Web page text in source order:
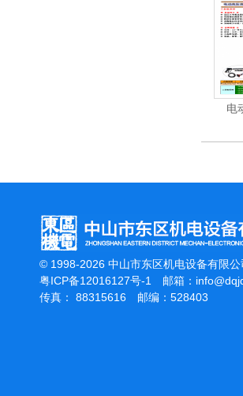
电
© 1998-2026 中山市东区机电设备有限公
粤ICP备12016127号-1
邮箱：
传真： 88315616 邮编：528403